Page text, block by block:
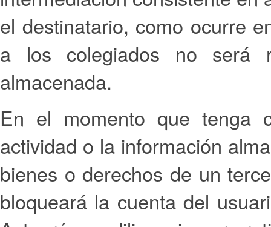
el destinatario, como ocurre
a los colegiados no será
almacenada.
En el momento que tenga
actividad o la información
bienes o derechos de un
bloqueará la cuenta del